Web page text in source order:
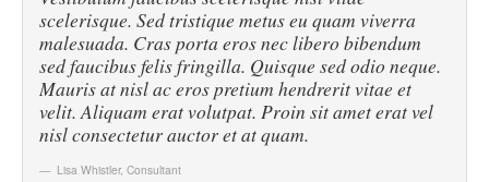
scelerisque. Sed tristique metus eu quam viverra
malesuada. Cras porta eros nec libero bibendum
sed faucibus felis fringilla. Quisque sed odio neque.
Mauris at nisl ac eros pretium hendrerit vitae et
velit. Aliquam erat volutpat. Proin sit amet erat vel
nisl consectetur auctor et at quam.
Lisa Whistler, Consultant